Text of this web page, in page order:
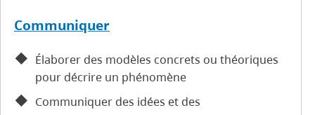
Communiquer
Élaborer des modèles concrets ou théoriques
pour décrire un phénomène
Communiquer des idées et des